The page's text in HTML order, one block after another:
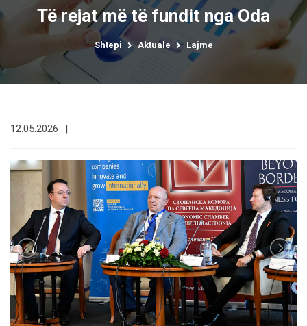
Të rejat më të fundit nga Oda
Shtëpi Aktuale Lajme
12.05.2026 |